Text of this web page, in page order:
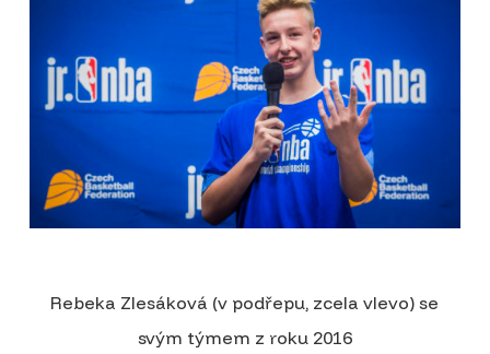
Rebeka Zlesáková (v podřepu, zcela vlevo) se
svým týmem z roku 2016